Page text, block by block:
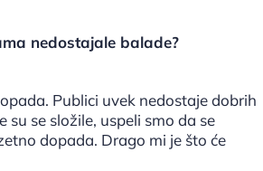
nedostajale balade?
Publici uvek nedostaje dobrih
se složile, uspeli smo da se
dopada. Drago mi je što će